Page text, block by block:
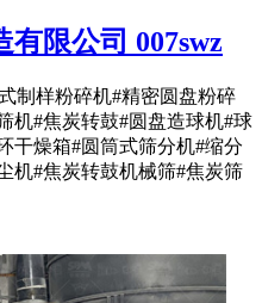
限公司 007swz
制样粉碎机#精密圆盘粉碎
机#焦炭转鼓#圆盘造球机#球
干燥箱#圆筒式筛分机#缩分
机#焦炭转鼓机械筛#焦炭筛